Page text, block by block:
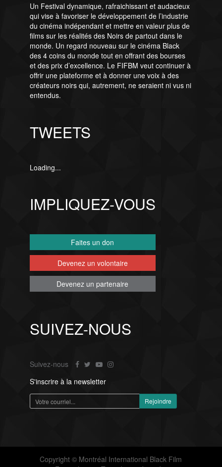
Un Festival dynamique, rafraichissant et audacieux
qui vise à favoriser le développement de l’industrie
du cinéma indépendant et mettre en valeur plus de
films sur les réalités des Noirs de partout dans le
monde. Un regard nouveau sur le cinéma Black
des 4 coins du monde tout en offrant des bourses
et des prix d’excellence. Le FIFBM veut continuer à
offrir une plateforme et à donner une voix à des
créateurs noirs qui, autrement, ne seraient ni vus ni
entendus.
TWEETS
Loading...
IMPLIQUEZ-VOUS
Faites un don
Devenez un volontaire
Devenez un partenaire
SUIVEZ-NOUS
Suivez-nous
S'inscrire à la newsletter
Copyright © Montréal International Black Film